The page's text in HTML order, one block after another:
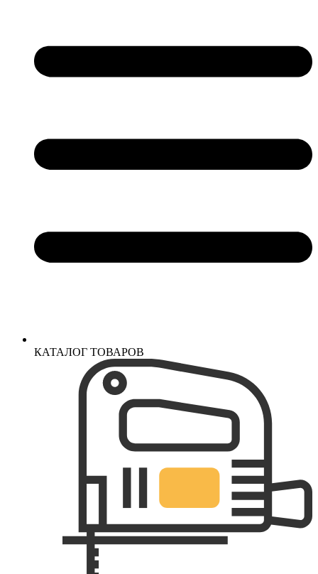
КАТАЛОГ ТОВАРОВ